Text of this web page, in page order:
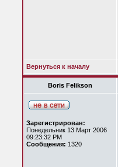
Вернуться к началу
Boris Felikson
Зарегистрирован:
Понедельник 13 Март 2006
09:23:32 PM
Сообщения: 1320